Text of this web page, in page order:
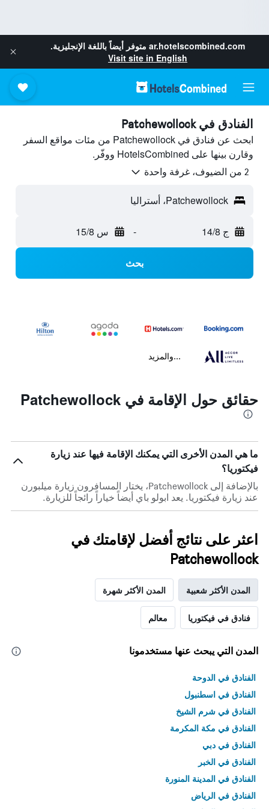
ar.hotelscombined.com متوفر أيضاً باللغة الإنجليزية.
Visit site in English
الفنادق في Patchewollock
ابحث عن فنادق في Patchewollock من مئات مواقع السفر
وقارن بينها على HotelsCombined ووفّر.
2 من الضيوف، غرفة واحدة
Patchewollock، أستراليا
ج 14/8 - س 15/8
بحث
...والمزيد
حقائق حول الإقامة في Patchewollock
ما هي المدن الأخرى التي يمكنك الإقامة فيها عند زيارة
فيكتوريا؟
بالإضافة إلى Patchewollock، يختار المسافرون زيارة ميلبورن
عند زيارة فيكتوريا. يعد ابولو باي أيضاً خياراً رائجاً للزيارة.
اعثر على نتائج أفضل لإقامتك في
Patchewollock
المدن الأكثر شعبية المدن الأكثر شهرة
فنادق في فيكتوريا معالم
المدن التي يبحث عنها مستخدمونا
الفنادق في الدوحة
الفنادق في اسطنبول
الفنادق في شرم الشيخ
الفنادق في مكة المكرمة
الفنادق في دبي
الفنادق في الخبر
الفنادق في المدينة المنورة
الفنادق في الرياض